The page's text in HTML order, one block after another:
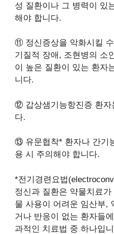
성 질환이나 그 병력이 있
해야 합니다.
⑪ 정신증상을 악화시킬
기질적 장애, 조현병의 소
이 높은 질환이 있는 환자
니다.
⑫ 갑상샘기능항진증 환자
다.
⑬ 유문협착* 환자나 간기
용 시 주의해야 합니다.
*전기경련요법
정신과 질환은 약물치료
물 사용이 어려운 임산부,
거나 반응이 없는 환자들
과적인 치료법 중 하나입